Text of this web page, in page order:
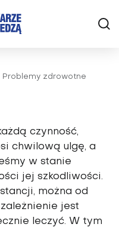
Problemy zdrowotne
czynność,
chwilową ulgę, a
w stanie
jej szkodliwości.
można od
jest
leczyć. W tym